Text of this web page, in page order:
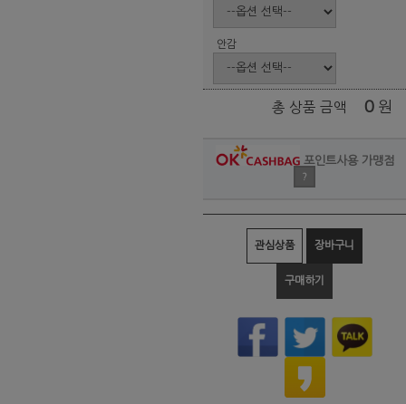
안감
총 상품 금액 0 원
포인트사용 가맹점
?
관심상품 장바구니
구매하기